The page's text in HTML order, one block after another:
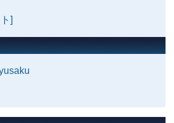
]